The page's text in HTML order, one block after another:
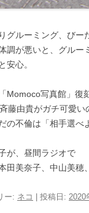
グルーミング、びー
調が悪いと、グルー
安心。
Momoco写真館」復
藤由貴がガチ可愛い
の不倫は「相手選べ
が、昼間ラジオで
田美奈子、中山美穂
ー: ネコ | 投稿日: 2020